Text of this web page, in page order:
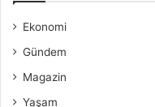
Ekonomi
Gündem
Magazin
Yaşam